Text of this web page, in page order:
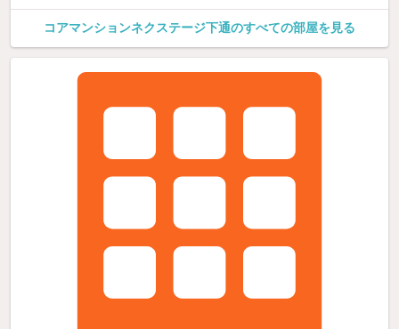
コアマンションネクステージ下通のすべての部屋を見る